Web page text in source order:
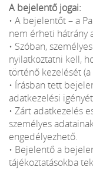
A bejelentő jogai:
• A bejelentőt – a
nem érheti hátrány
• Szóban,
nyilatkoztatni kell,
történő kezelését
• Írásban tett
adatkezelési
• Zárt adatkezelés
személyes
engedélyezhető.
• Bejelentő a
tájékoztatásokba